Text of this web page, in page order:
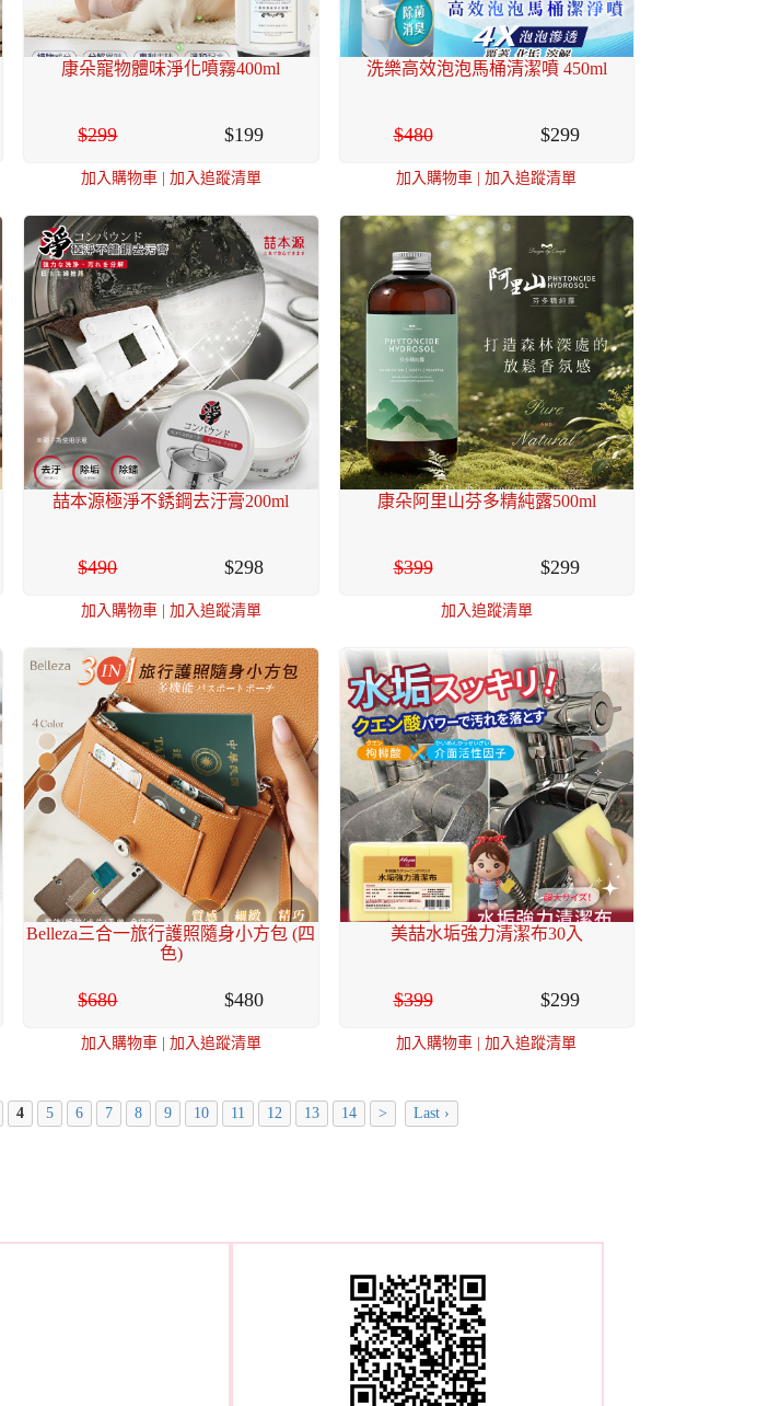
康朵寵物體味淨化噴霧400ml
299 199
加入購物車| 加入追蹤清單
洗樂高效泡泡馬桶清潔噴 450ml
480 299
加入購物車 |加入追蹤清單
喆本源極淨不銹鋼去汙膏200ml
490 298
加入購物車| 加入追蹤清單
康朵阿里山芬多精純露500ml
399 299
加入追蹤清單
Belleza三合一旅行護照隨身小方包 (四
色)
680 480
加入購物車| 加入追蹤清單
美喆水垢強力清潔布30入
399 299
加入購物車 |加入追蹤清單
4 5 6 7 8 9 10 11 12 13 14 > Last ›